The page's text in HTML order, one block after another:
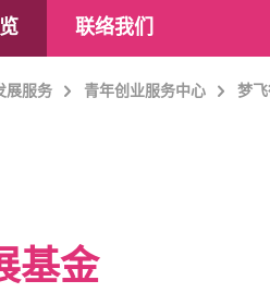
联络我们
展服务 青年创业服务中心 梦
基金